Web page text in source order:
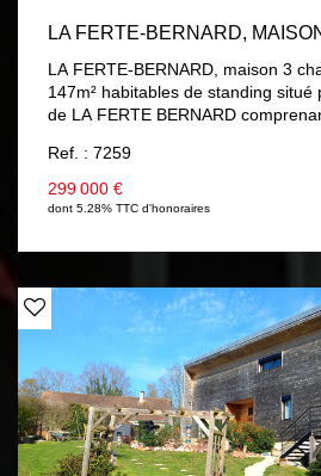
LA FERTE-BERNARD,
LA FERTE-BERNARD, maison 3
147m² habitables de standing
de LA FERTE BERNARD
chambre, salle d'eau, wc, lingerie,
électrique. A l'étage : palier, deux
avec mezzanine, salle de bains
Chauffage gaz de ville au sol au
radiateur à l'étage, double vitrage
Ref. : 7259
299 000 €
dont 5.28% TTC d'honoraires